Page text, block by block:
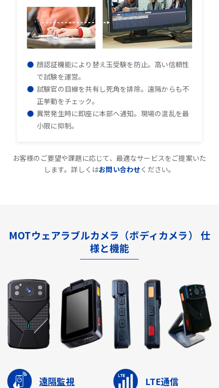
顔認証機能により替え玉受験を防止。高い信頼性
で試験を運営。
試験官の目線を共有し死角を排除。遠隔からも不
正挙動をチェック。
異常発生時に即座に本部へ通知。現場の混乱を最
小限に抑制。
お客様のご要望や課題に応じて、最適なサービスをご提案いた
します。詳しくはお問い合わせください。
MOTウェアラブルカメラ（ボディカメラ） 仕
様と機能
遠隔監視 LTE通信